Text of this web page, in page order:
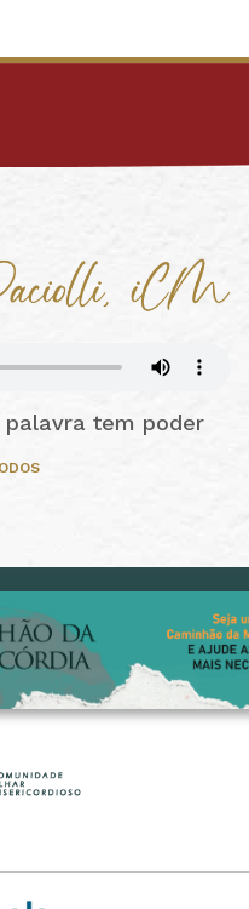
palavra tem poder